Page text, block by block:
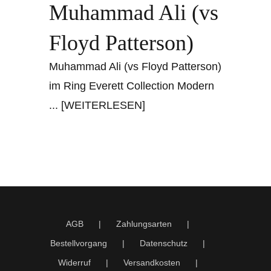
Muhammad Ali (vs
Floyd Patterson)
Muhammad Ali (vs Floyd Patterson)
im Ring Everett Collection Modern
... [WEITERLESEN]
AGB
Zahlungsarten
Bestellvorgang
Datenschutz
Widerruf
Versandkosten